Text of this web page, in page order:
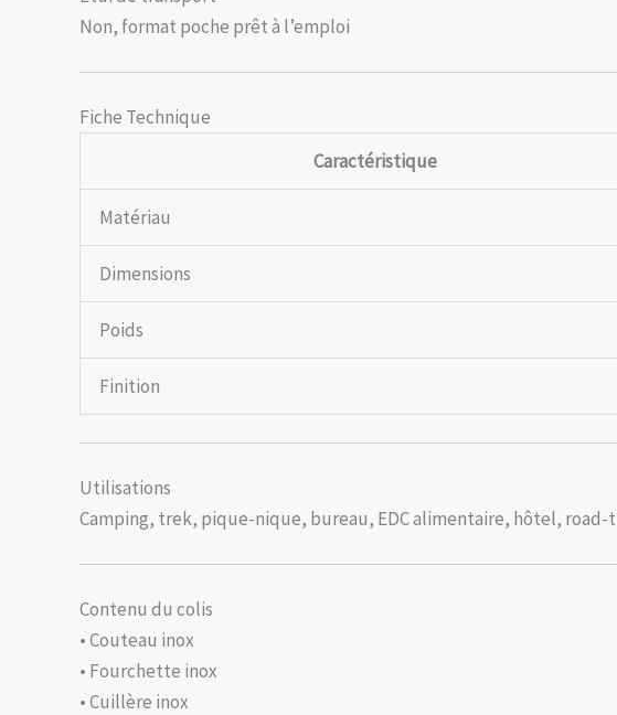
Non, format poche prêt à l’emploi
Fiche Technique
Caractéristique
Matériau
Dimensions
Poids
Finition
Utilisations
Camping, trek, pique-nique, bureau, EDC alimentaire, hôtel, road-
Contenu du colis
• Couteau inox
• Fourchette inox
• Cuillère inox